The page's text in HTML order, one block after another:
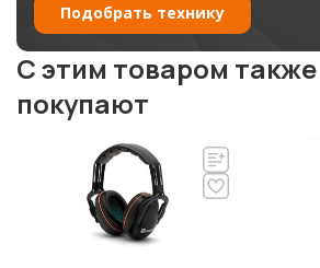
Подобрать технику
C этим товаром также
покупают